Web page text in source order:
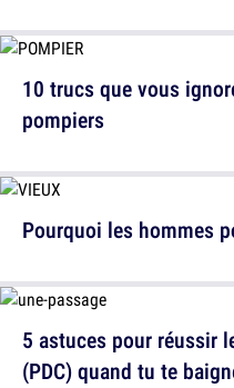
10 trucs que vous
pompiers
5 astuces pour réussir
(PDC) quand tu te
Pourquoi les hommes